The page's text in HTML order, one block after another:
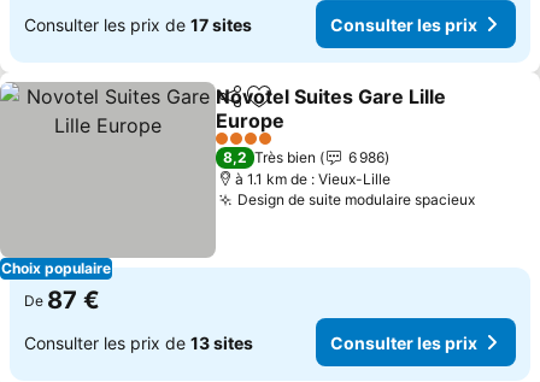
Consulter les prix de 17 sites Consulter les prix
Choix populaire
PartagerAjouter à mes favoris
Novotel Suites Gare Lille
Europe
Consulter les prix
4 Étoiles
8,2 Très bien
6 986
à 1.1 km de : Vieux-Lille
Design de suite modulaire spacieux
De 87 €
Consulter les prix de 13 sites Consulter les prix